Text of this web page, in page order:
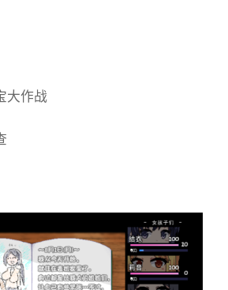
大作战